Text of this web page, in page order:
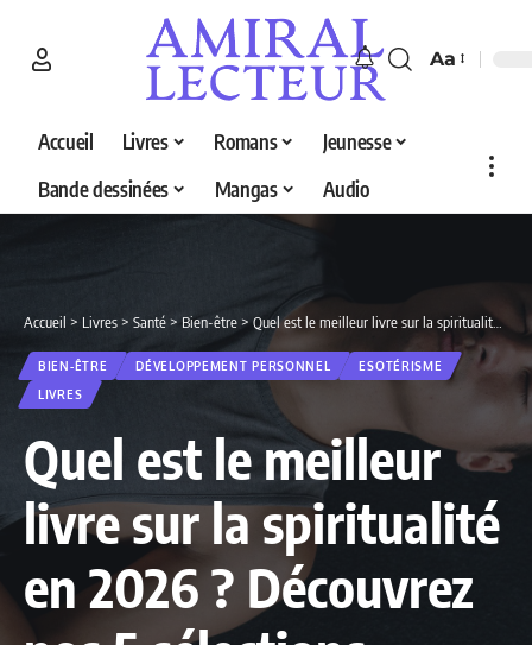
Aa
Accueil Livres Romans
Jeunesse
Bande dessinées
Mangas Audio
Accueil > Livres> Santé>Bien-être> Quel est le meilleur livre sur la spiritualité en 2026 ? Découvrez nos 5 sélections
BIEN-ÊTRE DÉVELOPPEMENT PERSONNEL
ESOTÉRISME
LIVRES
Quel est le meilleur
livre sur la spiritualité
en 2026 ? Découvrez